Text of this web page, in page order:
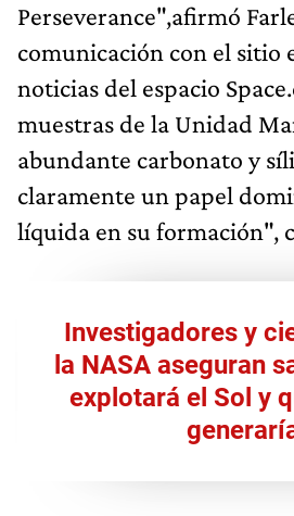
Perseverance",afirmó
comunicación con el sitio
noticias del espacio
muestras de la Unidad
abundante carbonato y
claramente un papel
líquida en su formación",
Investigadores y
la NASA aseguran
explotará el Sol y